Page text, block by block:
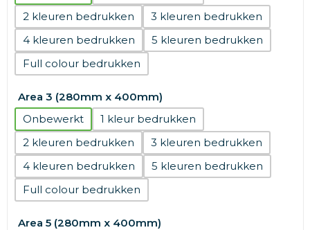
2
3
4
5
Full colour
Area 3 (280mm x 400mm)
Onbewerkt
1
2
3
4
5
Full colour
Area 5 (280mm x 400mm)